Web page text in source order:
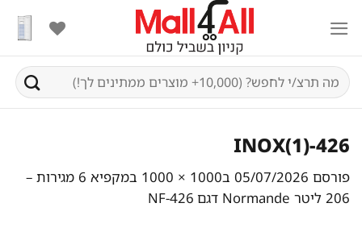
content
חיפוש
עבור:
426-INOX(1)
פורסם 05/07/2026 ב1000 × 1000 ב
מקפיא 6 מגירות –
206 ליטר Normande דגם NF-426